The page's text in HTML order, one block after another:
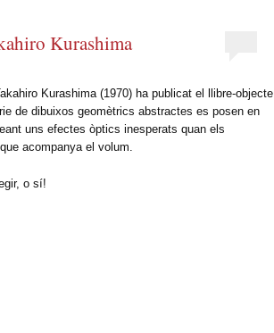
Kurashima
Kurashima (1970) ha publicat el llibre-objecte
de dibuixos geomètrics abstractes es posen en
uns efectes òptics inesperats quan els
acompanya el volum.
o sí!